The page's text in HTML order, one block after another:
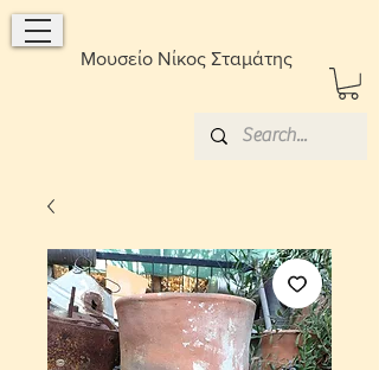
Μουσείο Νίκος Σταμάτης